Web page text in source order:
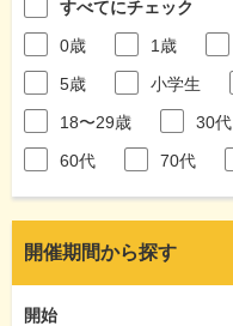
すべてにチェック
0歳
1歳
5歳
小学生
18〜29歳
30代
60代
70代
開催期間から探す
開始